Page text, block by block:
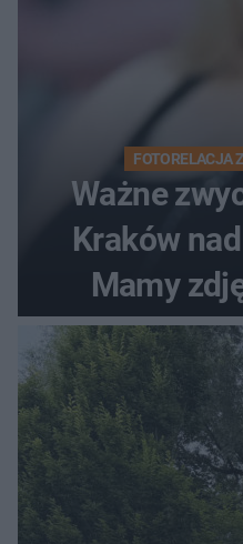
FOTORELACJA
Ważne
Kraków
Mamy